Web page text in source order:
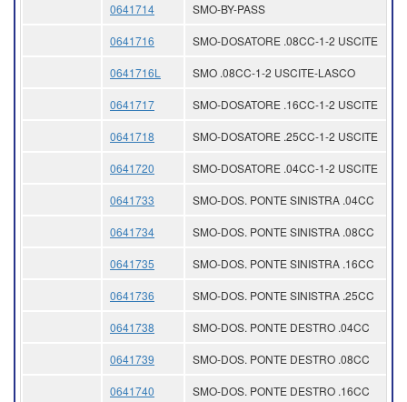
0641714 SMO-BY-PASS
0641716 SMO-DOSATORE .08CC-1-2 USCITE
0641716L SMO .08CC-1-2 USCITE-LASCO
0641717 SMO-DOSATORE .16CC-1-2 USCITE
0641718 SMO-DOSATORE .25CC-1-2 USCITE
0641720 SMO-DOSATORE .04CC-1-2 USCITE
0641733 SMO-DOS. PONTE SINISTRA .04CC
0641734 SMO-DOS. PONTE SINISTRA .08CC
0641735 SMO-DOS. PONTE SINISTRA .16CC
0641736 SMO-DOS. PONTE SINISTRA .25CC
0641738 SMO-DOS. PONTE DESTRO .04CC
0641739 SMO-DOS. PONTE DESTRO .08CC
0641740 SMO-DOS. PONTE DESTRO .16CC